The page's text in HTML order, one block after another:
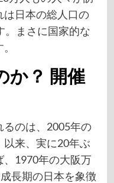
は日本の総人口の
。まさに国家的な
か？ 開催
るのは、2005年の
以来、実に20年ぶ
、1970年の大阪万
長期の日本を象徴